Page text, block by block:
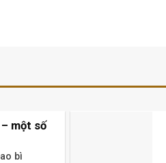
một số
bì